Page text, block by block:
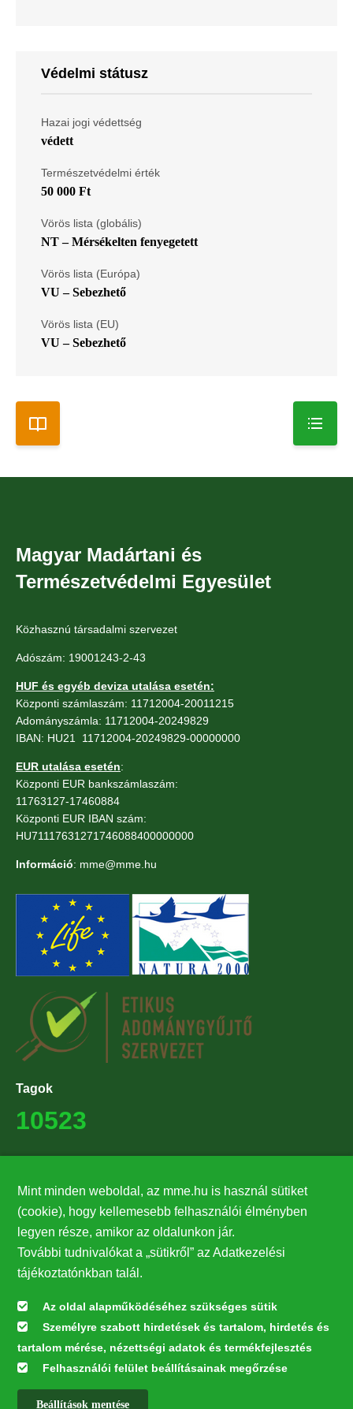
Védelmi státusz
Hazai jogi védettség
védett
Természetvédelmi érték
50 000 Ft
Vörös lista (globális)
NT – Mérsékelten fenyegetett
Vörös lista (Európa)
VU – Sebezhető
Vörös lista (EU)
VU – Sebezhető
Magyar Madártani és
Természetvédelmi Egyesület
Közhasznú társadalmi szervezet
Adószám: 19001243-2-43
HUF és egyéb deviza utalása esetén:
Központi számlaszám: 11712004-20011215
Adományszámla: 11712004-20249829
IBAN: HU21 11712004-20249829-00000000
EUR utalása esetén:
Központi EUR bankszámlaszám:
11763127-17460884
Központi EUR IBAN szám:
HU71117631271746088400000000
Információ: mme@mme.hu
Tagok
10523
27224
Hírlevél feliratkozás
Értesüljön elsőként legfrissebb híreinkről, eseményeinkről!
Feliratkozás
Mint minden weboldal, az mme.hu is használ sütiket
(cookie), hogy kellemesebb felhasználói élményben
legyen része, amikor az oldalunkon jár.
További tudnivalókat a „sütikről” az Adatkezelési
tájékoztatónkban talál.
Az oldal alapműködéséhez szükséges sütik
Személyre szabott hirdetések és tartalom, hirdetés és
tartalom mérése, nézettségi adatok és termékfejlesztés
Felhasználói felület beállításainak megőrzése
Beállítások mentése